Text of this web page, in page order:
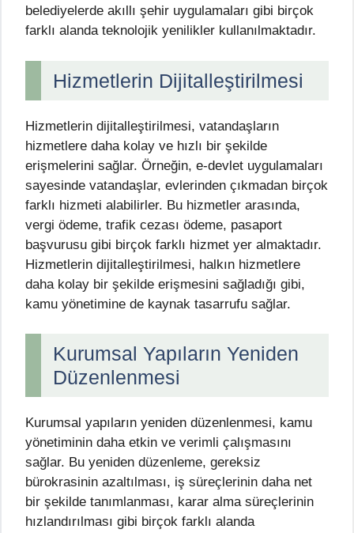
belediyelerde akıllı şehir uygulamaları gibi birçok
farklı alanda teknolojik yenilikler kullanılmaktadır.
Hizmetlerin Dijitalleştirilmesi
Hizmetlerin dijitalleştirilmesi, vatandaşların
hizmetlere daha kolay ve hızlı bir şekilde
erişmelerini sağlar. Örneğin, e-devlet uygulamaları
sayesinde vatandaşlar, evlerinden çıkmadan birçok
farklı hizmeti alabilirler. Bu hizmetler arasında,
vergi ödeme, trafik cezası ödeme, pasaport
başvurusu gibi birçok farklı hizmet yer almaktadır.
Hizmetlerin dijitalleştirilmesi, halkın hizmetlere
daha kolay bir şekilde erişmesini sağladığı gibi,
kamu yönetimine de kaynak tasarrufu sağlar.
Kurumsal Yapıların Yeniden
Düzenlenmesi
Kurumsal yapıların yeniden düzenlenmesi, kamu
yönetiminin daha etkin ve verimli çalışmasını
sağlar. Bu yeniden düzenleme, gereksiz
bürokrasinin azaltılması, iş süreçlerinin daha net
bir şekilde tanımlanması, karar alma süreçlerinin
hızlandırılması gibi birçok farklı alanda